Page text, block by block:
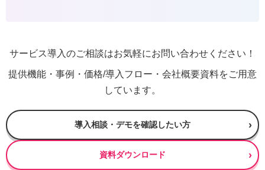
サービス導入のご相談はお気軽にお問い合わせください！
提供機能・事例・価格/導入フロー・会社概要資料をご用意
しています。
導入相談・デモを確認したい方
資料ダウンロード